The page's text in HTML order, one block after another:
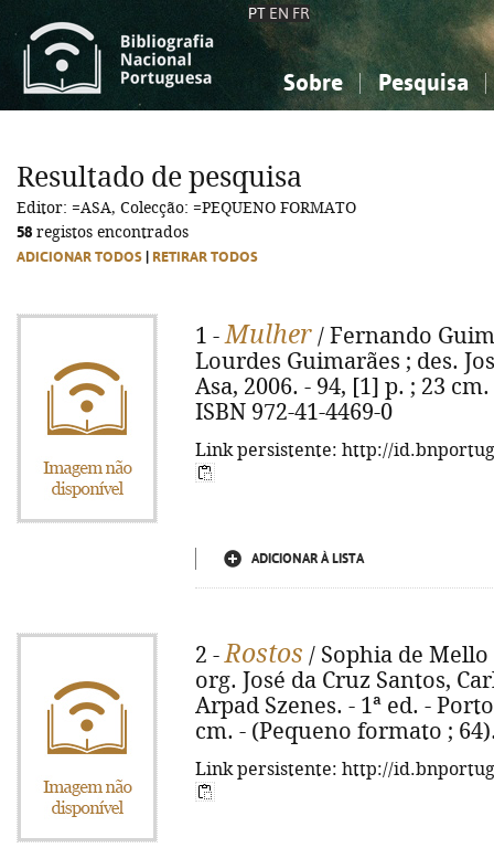
PT EN FR
Sobre Pesquisa
Ciências sociais...
Ciências sociais...
Resultado de pesquisa
Editor: =ASA, Colecção: =PEQUENO FORMATO
58 registos encontrados
ADICIONAR TODOS RETIRAR TODOS
1 -Mulher / Fernando
Lourdes Guimarães ; des.
Asa, 2006. - 94, [1] p. ; 23
ISBN 972-41-4469-0
Link persistente: http://
ADICIONAR À LISTA
2 -Rostos / Sophia de
org. José da Cruz Santos,
Arpad Szenes. - 1ª ed. -
cm. - (Pequeno formato ;
Link persistente: http://